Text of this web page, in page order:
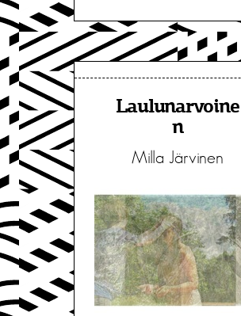
Laulunarvoine
n
Milla Järvinen